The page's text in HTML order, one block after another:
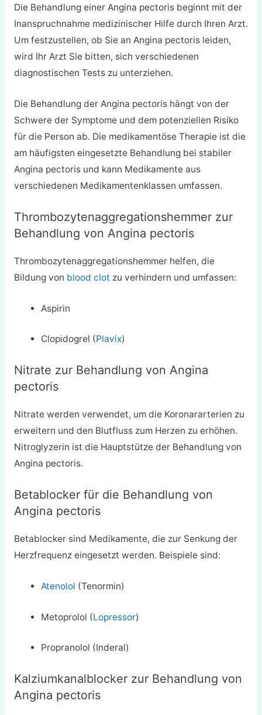
Die Behandlung einer Angina pectoris beginnt mit der
Inanspruchnahme medizinischer Hilfe durch Ihren Arzt.
Um festzustellen, ob Sie an Angina pectoris leiden,
wird Ihr Arzt Sie bitten, sich verschiedenen
diagnostischen Tests zu unterziehen.
Die Behandlung der Angina pectoris hängt von der
Schwere der Symptome und dem potenziellen Risiko
für die Person ab. Die medikamentöse Therapie ist die
am häufigsten eingesetzte Behandlung bei stabiler
Angina pectoris und kann Medikamente aus
verschiedenen Medikamentenklassen umfassen.
Thrombozytenaggregationshemmer zur
Behandlung von Angina pectoris
Thrombozytenaggregationshemmer helfen, die
Bildung von blood clot zu verhindern und umfassen:
Aspirin
Clopidogrel (Plavix)
Nitrate zur Behandlung von Angina
pectoris
Nitrate werden verwendet, um die Koronararterien zu
erweitern und den Blutfluss zum Herzen zu erhöhen.
Nitroglyzerin ist die Hauptstütze der Behandlung von
Angina pectoris.
Betablocker für die Behandlung von
Angina pectoris
Betablocker sind Medikamente, die zur Senkung der
Herzfrequenz eingesetzt werden. Beispiele sind:
Atenolol (Tenormin)
Metoprolol (Lopressor)
Propranolol (Inderal)
Kalziumkanalblocker zur Behandlung von
Angina pectoris